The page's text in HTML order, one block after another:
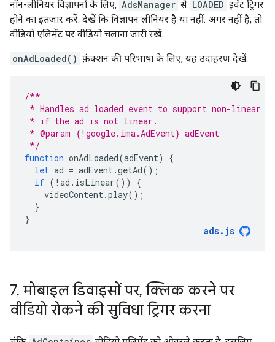
नॉन-लीनियर विज्ञापनों के लिए, AdsManager से LOADED इवेंट ट्रिगर
होने का इंतज़ार करें. देखें कि विज्ञापन लीनियर है या नहीं. अगर नहीं है, तो
वीडियो एलिमेंट पर वीडियो चलाना जारी रखें.
onAdLoaded() फ़ंक्शन की परिभाषा के लिए, यह उदाहरण देखें.
/**
* Handles ad loaded event to support non-linear
* if the ad is not linear.
* @param {!google.ima.AdEvent} adEvent
*/
function onAdLoaded(adEvent)
{
let ad = adEvent.getAd();
if ( ! ad . isLinear())
{
videoContent.play();
}
}
ads. js
7. मोबाइल डिवाइसों पर, क्लिक करने पर
वीडियो रोकने की सुविधा ट्रिगर करना